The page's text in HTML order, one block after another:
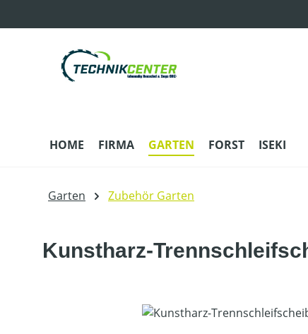
HOME FIRMA GARTEN FORST ISEKI
Garten Zubehör Garten
Kunstharz-
Bildergalerie überspringen